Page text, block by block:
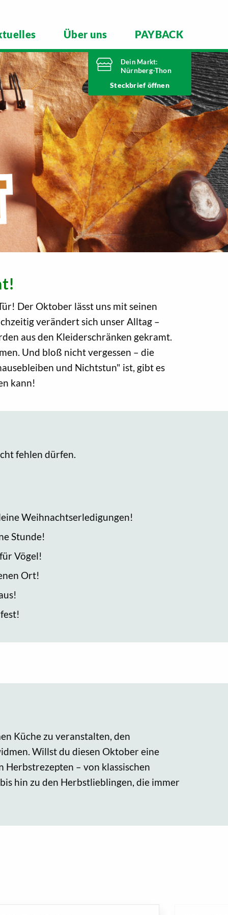
Über uns PAYBACK
Dein Markt:
Nürnberg-Thon
Heute geschlossen
Telefonnummer
0911 93460
Wilhelmshavener Straße 15
90425 Nürnberg
Markt ändern
Steckbrief
Der Oktober lässt uns mit seinen
verändert sich unser Alltag –
aus den Kleiderschränken gekramt.
Und bloß nicht vergessen – die
und Nichtstun" ist, gibt es
kann!
fehlen dürfen.
Weihnachtserledigungen!
Stunde!
Vögel!
Ort!
Küche zu veranstalten, den
Willst du diesen Oktober eine
– von klassischen
hin zu den Herbstlieblingen, die immer